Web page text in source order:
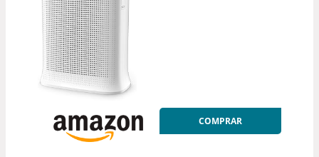
COMPRAR